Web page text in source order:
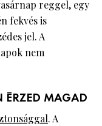
reggel, egy
fekvés is
jel. A
nem
ÉRZED MAGAD
. A